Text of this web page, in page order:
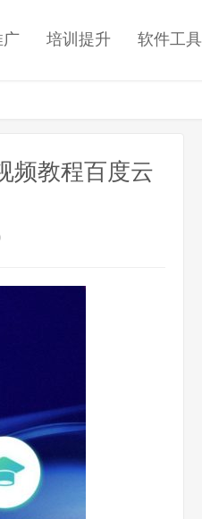
广 培训提升 软件工具
频教程百度云